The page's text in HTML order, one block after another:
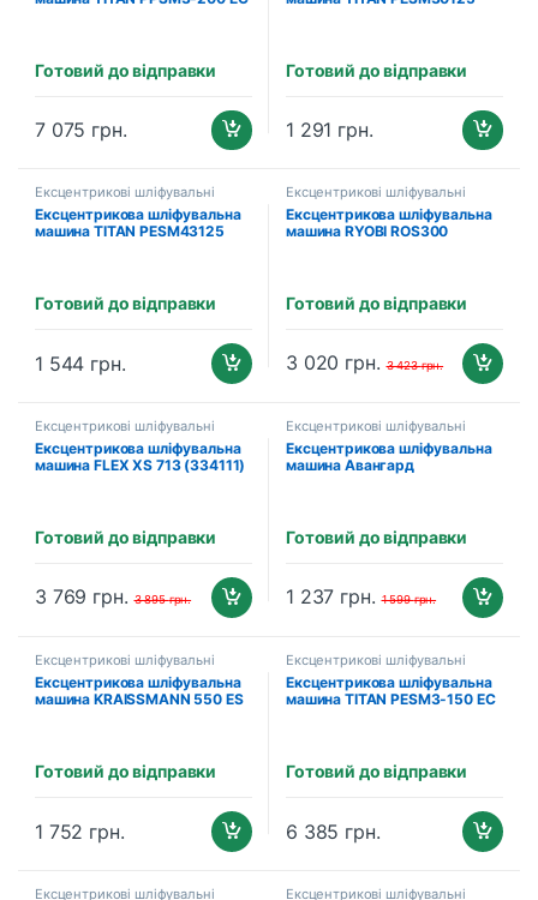
Готовий до відправки
7 075 грн.
Готовий до відправки
1 291 грн.
Ексцентрикові шліфувальні
машини
Ексцентрикова шліфувальна
машина TITAN PESM43125
Готовий до відправки
1 544 грн.
Ексцентрикові шліфувальні
машини
Ексцентрикова шліфувальна
машина RYOBI ROS300
Готовий до відправки
3 020 грн. 3 423грн.
Ексцентрикові шліфувальні
машини
Ексцентрикова шліфувальна
машина FLEX XS 713 (334111)
Готовий до відправки
3 769 грн. 3 895грн.
Ексцентрикові шліфувальні
машини
Ексцентрикова шліфувальна
машина Авангард
Готовий до відправки
1 237 грн. 1 599грн.
Ексцентрикові шліфувальні
машини
Ексцентрикова шліфувальна
машина KRAISSMANN 550 ES
Готовий до відправки
1 752 грн.
Ексцентрикові шліфувальні
машини
Ексцентрикова шліфувальна
машина TITAN PESM3-150 EC
Готовий до відправки
6 385 грн.
Ексцентрикові шліфувальні Ексцентрикові шліфувальні